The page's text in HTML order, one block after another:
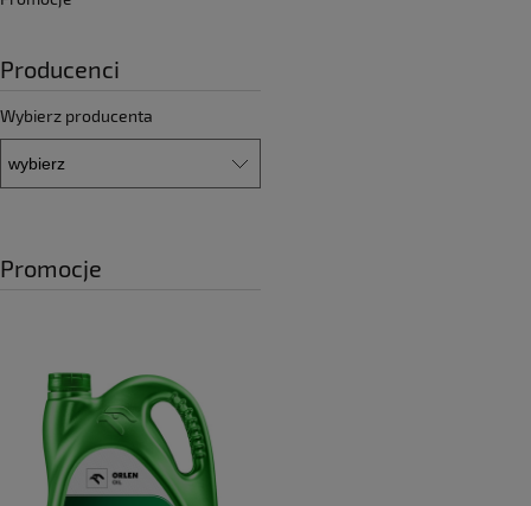
Producenci
Wybierz producenta
Promocje